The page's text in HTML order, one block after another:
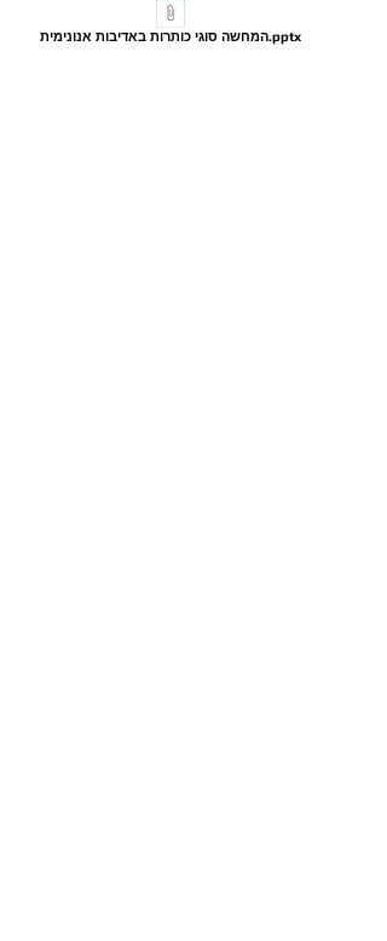
המחשה סוגי כותרות באדיבות אנונימית.pptx